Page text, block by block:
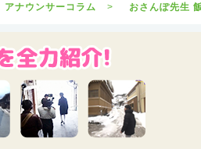
アナウンサーコラム おさんぽ先生